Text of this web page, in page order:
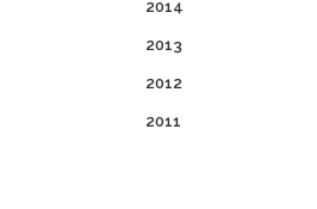
2014
2013
2012
2011